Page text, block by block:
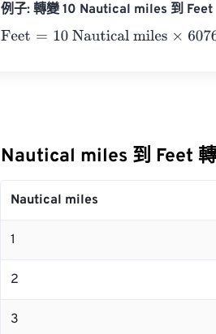
例子: 轉變 10 Nautical miles 到 Feet
Feet= 10 Nautical miles ×
Nautical miles 到 Feet
Nautical miles
1
2
3